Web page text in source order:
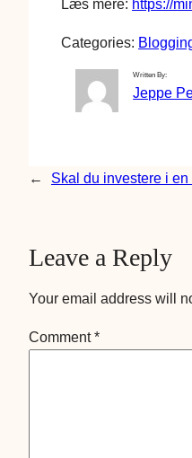
Læs mere: https://
Categories:
Written By:
Jeppe
← Skal du investere i
Leave a Reply
Your email address will
Comment*